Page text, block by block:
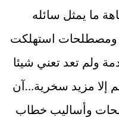
ما يمثل سائله
ومصطلحات استهلكت
ولم تعد تعني شيئا
إلا مزيد سخرية…آن
وأساليب خطاب